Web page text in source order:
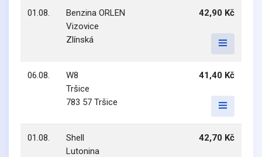
01.08.
Benzina ORLEN
Vizovice
Zlínská
42,90 Kč
06.08.
W8
Tršice
783 57 Tršice
41,40 Kč
01.08.
Shell
Lutonina
42,70 Kč